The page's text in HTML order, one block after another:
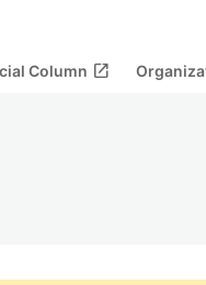
Column open_in_new